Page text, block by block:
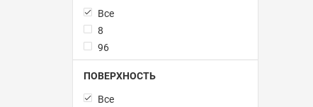
Все
8
96
ПОВЕРХНОСТЬ
Все